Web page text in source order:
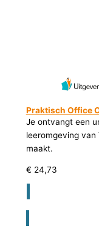
Praktisch Office
Je ontvangt een
leeromgeving van
maakt.
€ 24,73